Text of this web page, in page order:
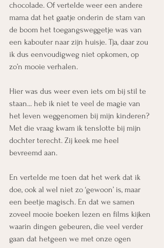
chocolade. Of vertelde weer een andere
mama dat het gaatje onderin de stam van
de boom het toegangsweggetje was van
een kabouter naar zijn huisje. Tja, daar zou
ik dus eenvoudigweg niet opkomen, op
zo’n mooie verhalen.
Hier was dus weer even iets om bij stil te
staan... heb ik niet te veel de magie van
het leven weggenomen bij mijn kinderen?
Met die vraag kwam ik tenslotte bij mijn
dochter terecht. Zij keek me heel
bevreemd aan.
En vertelde me toen dat het werk dat ik
doe, ook al wel niet zo ‘gewoon’ is, maar
een beetje magisch. En dat we samen
zoveel mooie boeken lezen en films kijken
waarin dingen gebeuren, die veel verder
gaan dat hetgeen we met onze ogen